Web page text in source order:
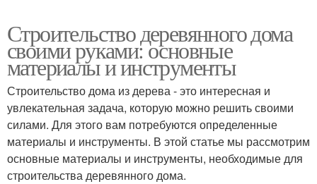
Строительство деревянного дома
своими руками: основные
материалы и инструменты
Строительство дома из дерева - это интересная и
увлекательная задача, которую можно решить своими
силами. Для этого вам потребуются определенные
материалы и инструменты. В этой статье мы рассмотрим
основные материалы и инструменты, необходимые для
строительства деревянного дома.